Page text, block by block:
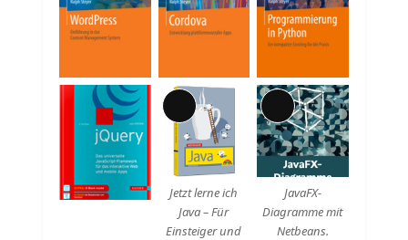
Lange
Beschreibung
Jetzt lerne ich
Java – Für
Einsteiger und
Lange
Beschreibung
JavaFX-
Diagramme mit
Netbeans.